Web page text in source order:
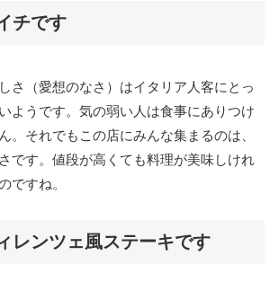
チです
さ（愛想のなさ）はイタリア人客にとっ
ようです。気の弱い人は食事にありつけ
。それでもこの店にみんな集まるのは、
です。値段が高くても料理が美味しけれ
ですね。
レンツェ風ステーキです